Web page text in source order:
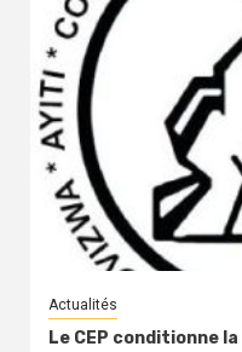
Actualités
Le CEP conditionne